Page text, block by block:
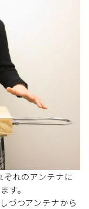
れのアンテナに
す。
づつアンテナから